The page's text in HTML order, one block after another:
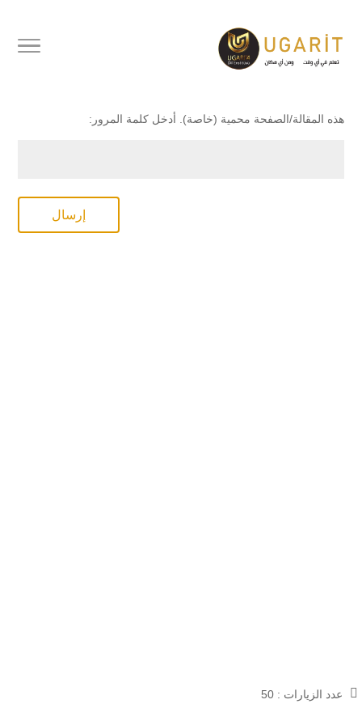
محمي بكلمة مرور
هذه المقالة/الصفحة محمية (خاصة). أدخل كلمة المرور:
إرسال
عدد الزيارات : 50